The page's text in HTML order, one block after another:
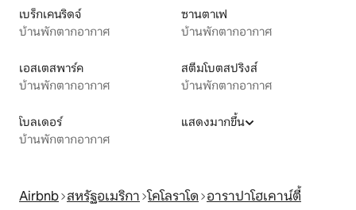
เบร็กเคนริดจ์
บ้านพักตากอากาศ
ซานตาเฟ
บ้านพักตากอากาศ
เอสเตสพาร์ค
บ้านพักตากอากาศ
สตีมโบตสปริงส์
บ้านพักตากอากาศ
โบลเดอร์
บ้านพักตากอากาศ
แสดงมากขึ้น
Airbnb สหรัฐอเมริกา โคโลราโด อาราปาโฮเคาน์ตี้